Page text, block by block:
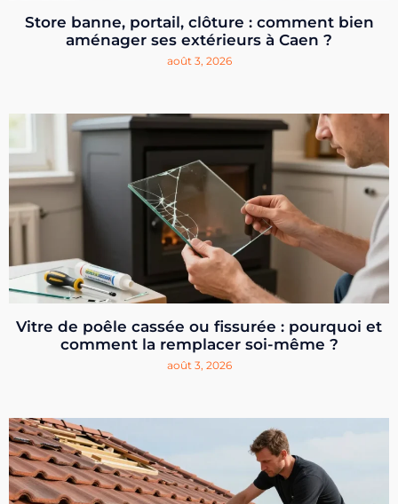
Store banne, portail, clôture : comment bien
aménager ses extérieurs à Caen ?
août 3, 2026
Vitre de poêle cassée ou fissurée : pourquoi et
comment la remplacer soi-même ?
août 3, 2026